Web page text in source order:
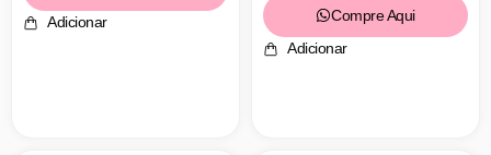
Adicionar
Compre Aqui
Adicionar